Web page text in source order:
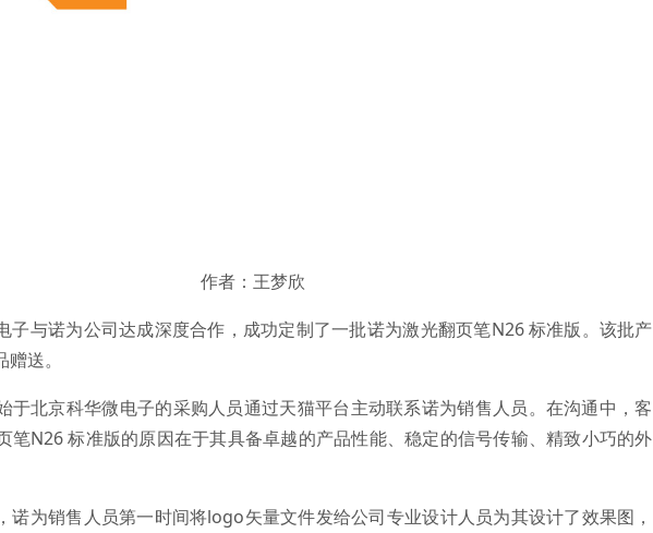
作者：王梦欣
子与诺为公司达成深度合作，成功定制了一批诺为激光翻页笔N26 标准版。该批
送。
于北京科华微电子的采购人员通过天猫平台主动联系诺为销售人员。在沟通中，
笔N26 标准版的原因在于其具备卓越的产品性能、稳定的信号传输、精致小巧的
诺为销售人员第一时间将logo矢量文件发给公司专业设计人员为其设计了效果图